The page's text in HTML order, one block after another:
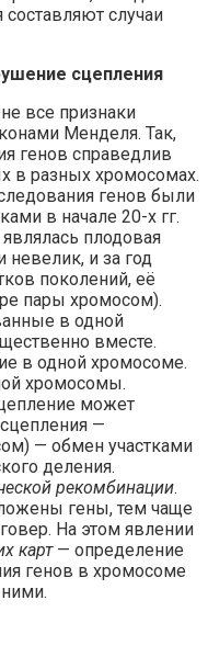
случаи
сцепления
все признаки
Менделя. Так,
генов справедлив
в разных хромосомах.
генов были
в начале 20-х гг.
плодовая
и за год
поколений, её
пары хромосом).
в одной
вместе.
в одной хромосоме.
хромосомы.
может
—
— обмен участками
деления.
рекомбинации.
гены, тем чаще
На этом явлении
карт— определение
генов в хромосоме